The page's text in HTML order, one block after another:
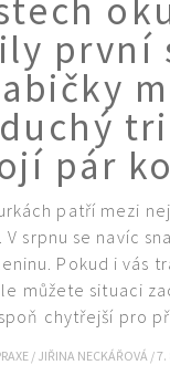
první
pár
patří mezi
srpnu se navíc
Pokud i vás
můžete situaci
chytřejší pro
/ JIŘINA NECKÁŘOVÁ /7.